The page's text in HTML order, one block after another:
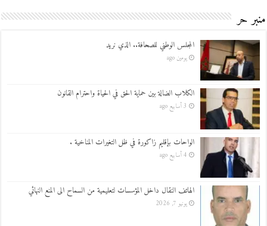
منبر حر
المجلس الوطني للصحافة.. الذي نريد
يومين ago
الكلاب الضالة بين حماية الحق في الحياة واحترام القانون
3 أسابيع ago
الواحات بإقليم زاكورة في ظل التغيرات المناخية .
4 أسابيع ago
الهاتف النقال داخل المؤسسات لتعليمية من السماح الى المنع النهائي
يونيو 7, 2026